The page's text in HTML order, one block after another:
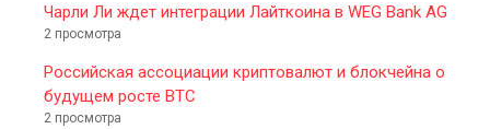
Чарли Ли ждет интеграции Лайткоина в WEG Bank AG
2 просмотра
Российская ассоциации криптовалют и блокчейна о
будущем росте BTC
2 просмотра